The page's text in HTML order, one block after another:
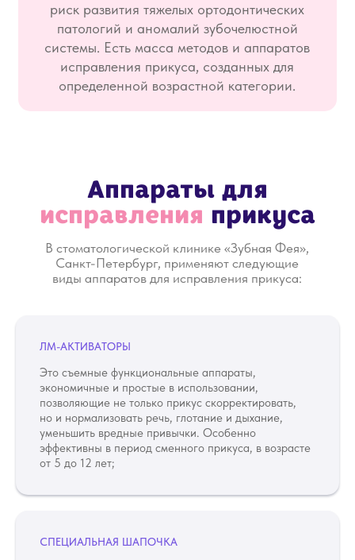
риск развития тяжелых ортодонтических
патологий и аномалий зубочелюстной
системы. Есть масса методов и аппаратов
исправления прикуса, созданных для
определенной возрастной категории.
ЛМ-АКТИВАТОРЫ
Это съемные функциональные аппараты,
экономичные и простые в использовании,
позволяющие не только прикус скорректировать,
но и нормализовать речь, глотание и дыхание,
уменьшить вредные привычки. Особенно
эффективны в период сменного прикуса, в возрасте
от 5 до 12 лет;
СПЕЦИАЛЬНАЯ ШАПОЧКА